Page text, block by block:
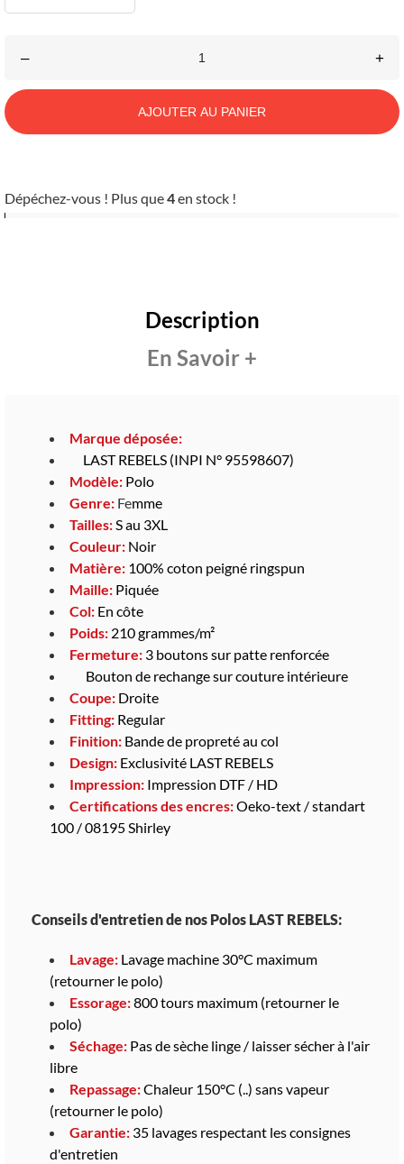
– +
AJOUTER AU PANIER
Dépéchez-vous ! Plus que4en stock !
Description
En Savoir +
Marque déposée:
LAST REBELS (INPI N° 95598607)
Modèle: Polo
Genre: Femme
Tailles:S au 3XL
Couleur: Noir
Matière: 100% coton peigné ringspun
Maille: Piquée
Col: En côte
Poids: 210 grammes/m²
Fermeture: 3 boutons sur patte renforcée
Bouton de rechange sur couture intérieure
Coupe: Droite
Fitting: Regular
Finition: Bande de propreté au col
Design: Exclusivité LAST REBELS
Impression: Impression DTF / HD
Certifications des encres:Oeko-text / standart
100 / 08195 Shirley
Conseils d'entretien de nos Polos LAST REBELS:
Lavage: Lavage machine 30°C maximum
(retourner le polo)
Essorage:800 tours maximum (retourner le
polo)
Séchage: Pas de sèche linge / laisser sécher à l'air
libre
Repassage:Chaleur 150°C (..) sans vapeur
(retourner le polo)
Garantie: 35 lavages respectant les consignes
d'entretien